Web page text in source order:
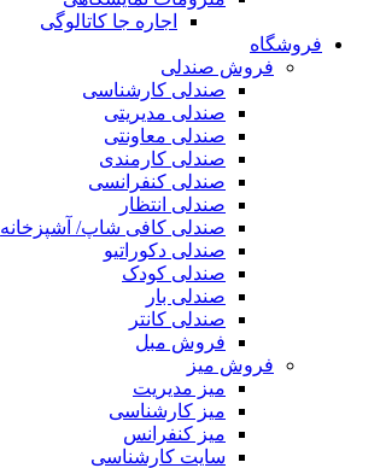
اجاره جا کاتالوگی
فروشگاه
فروش صندلی
صندلی کارشناسی
صندلی مدیریتی
صندلی معاونتی
صندلی کارمندی
صندلی کنفرانسی
صندلی انتظار
صندلی کافی شاپ/ آشپزخانه
صندلی دکوراتیو
صندلی کودک
صندلی بار
صندلی کانتر
فروش مبل
فروش میز
میز مدیریت
میز کارشناسی
میز کنفرانس
سایت کارشناسی